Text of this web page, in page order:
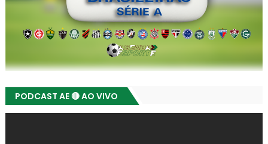
PODCAST AE 🔴 AO VIVO